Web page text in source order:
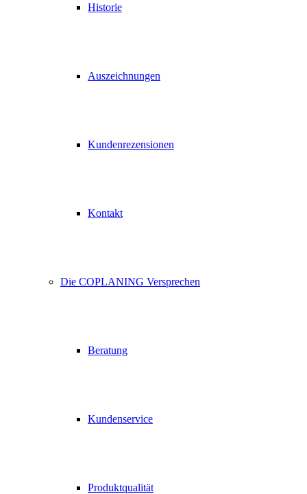
Historie
Auszeichnungen
Kundenrezensionen
Kontakt
Die COPLANING Versprechen
Beratung
Kundenservice
Produktqualität